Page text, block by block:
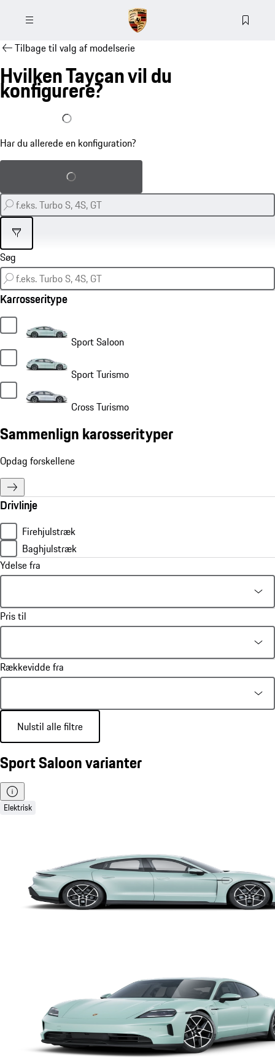
Tilbage til valg af modelserie
Hvilken Taycan vil du
konfigurere?
Jeg har allerede en konfiguration
Har du allerede en konfiguration?
Indlæs gemt konfiguration
Filter
Karrosseritype
Sport Saloon
Sport Turismo
Cross Turismo
Sammenlign karosserityper
Opdag forskellene
Drivlinje
Firehjulstræk
Baghjulstræk
Ydelse fra
Pris til
Rækkevidde fra
Nulstil alle filtre
Sport Saloon varianter
Elektrisk